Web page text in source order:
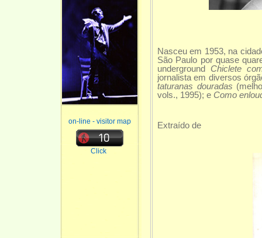
on-line - visitor map
Click
Nasceu em 1953, na
São Paulo por quase
underground Chiclete
jornalista em diversos
taturanas douradas
vols., 1995); e Como
Extraído de